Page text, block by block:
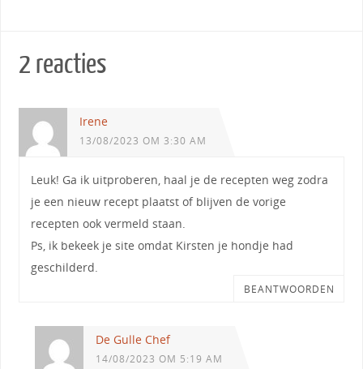
2 reacties
Irene
13/08/2023 OM 3:30 AM
Leuk! Ga ik uitproberen, haal je de recepten weg zodra
je een nieuw recept plaatst of blijven de vorige
recepten ook vermeld staan.
Ps, ik bekeek je site omdat Kirsten je hondje had
geschilderd.
BEANTWOORDEN
De Gulle Chef
14/08/2023 OM 5:19 AM